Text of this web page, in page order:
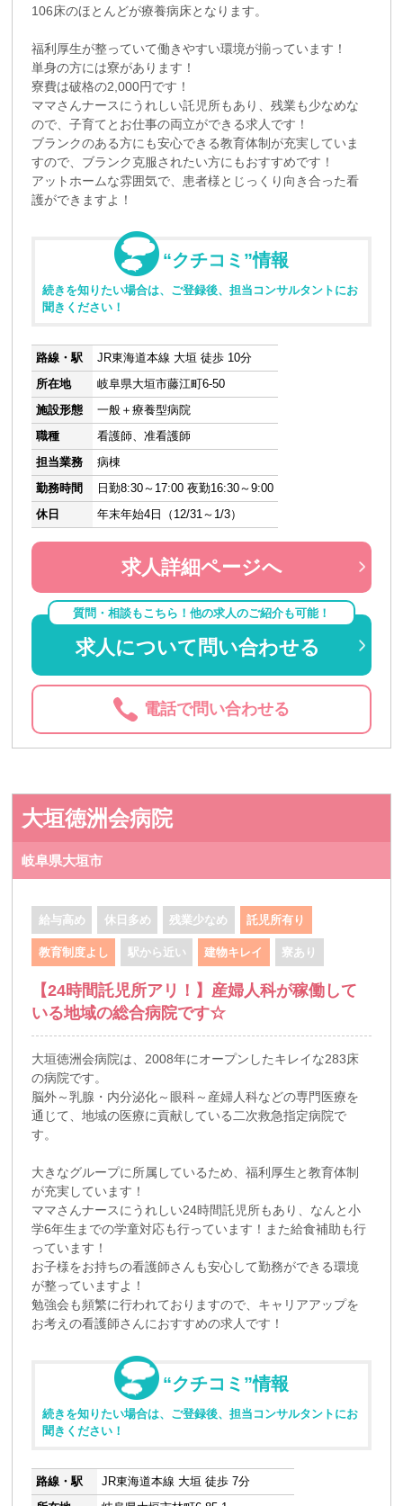
106床のほとんどが療養病床となります。
福利厚生が整っていて働きやすい環境が揃っています！
単身の方には寮があります！
寮費は破格の2,000円です！
ママさんナースにうれしい託児所もあり、残業も少なめな
ので、子育てとお仕事の両立ができる求人です！
ブランクのある方にも安心できる教育体制が充実していま
すので、ブランク克服されたい方にもおすすめです！
アットホームな雰囲気で、患者様とじっくり向き合った看
護ができますよ！
“クチコミ”情報
続きを知りたい場合は、ご登録後、担当コンサルタントにお
聞きください！
路線・駅
JR東海道本線 大垣 徒歩 10分
所在地
岐阜県大垣市藤江町6-50
施設形態
一般＋療養型病院
職種
看護師、准看護師
担当業務
病棟
勤務時間
日勤8:30～17:00 夜勤16:30～9:00
休日
年末年始4日（12/31～1/3）
求人詳細ページへ
質問・相談もこちら！他の求人のご紹介も可能！
求人について問い合わせる
電話で問い合わせる
大垣徳洲会病院
岐阜県大垣市
給与高め 休日多め 残業少なめ 託児所有り
教育制度よし 駅から近い 建物キレイ 寮あり
【24時間託児所アリ！】産婦人科が稼働して
いる地域の総合病院です☆
大垣徳洲会病院は、2008年にオープンしたキレイな283床
の病院です。
脳外～乳腺・内分泌化～眼科～産婦人科などの専門医療を
通じて、地域の医療に貢献している二次救急指定病院で
す。
大きなグループに所属しているため、福利厚生と教育体制
が充実しています！
ママさんナースにうれしい24時間託児所もあり、なんと小
学6年生までの学童対応も行っています！また給食補助も行
っています！
お子様をお持ちの看護師さんも安心して勤務ができる環境
が整っていますよ！
勉強会も頻繁に行われておりますので、キャリアアップを
お考えの看護師さんにおすすめの求人です！
“クチコミ”情報
続きを知りたい場合は、ご登録後、担当コンサルタントにお
聞きください！
路線・駅
JR東海道本線 大垣 徒歩 7分